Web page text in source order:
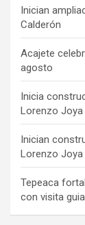
b
o
o
k
a
d
s
Inician
Calderón
Acajete
agosto
Inicia
Lorenzo
Inician
Lorenzo
Tepeaca
con visita